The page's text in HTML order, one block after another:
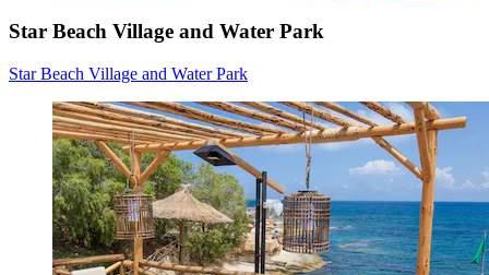
Star Beach Village and Water Park
Star Beach Village and Water Park